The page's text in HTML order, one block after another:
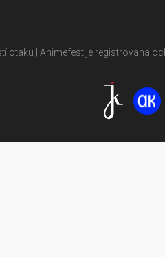
otaku | Animefest je registrovaná